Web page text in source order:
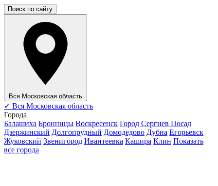
Поиск по сайту
Вся Московская область
✓ Вся Московская область
Города
Балашиха Бронницы Воскресенск Город Сергиев Посад
Дзержинский Долгопрудный Домодедово Дубна Егорьевск
Жуковский Звенигород Ивантеевка Кашира Клин Показать
все города